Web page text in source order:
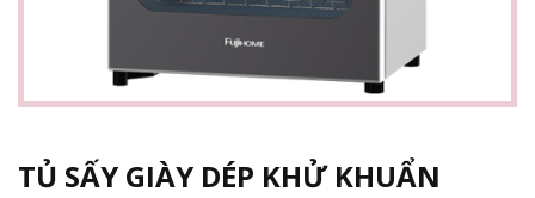
TỦ SẤY GIÀY DÉP KHỬ KHUẨN